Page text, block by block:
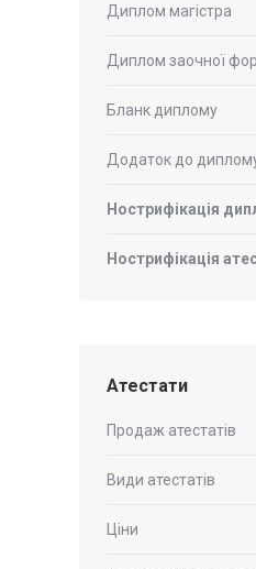
Диплом магістра
Диплом заочної
Бланк диплому
Додаток до
Нострифікація
Нострифікація
Атестати
Продаж атестатів
Види атестатів
Ціни